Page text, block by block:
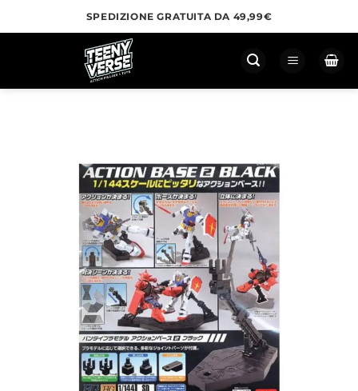
ai
SPEDIZIONE GRATUITA DA 49,99€